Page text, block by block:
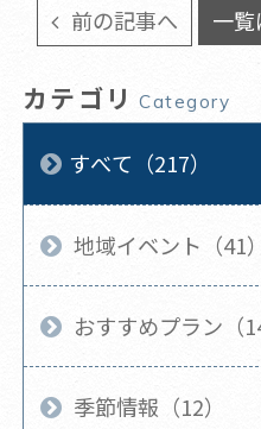
前の記事へ 一覧
カテゴリ Category
すべて（217）
地域イベント（41）
おすすめプラン（
季節情報（12）